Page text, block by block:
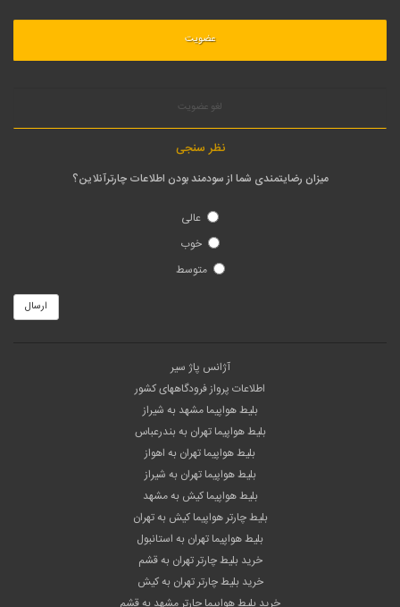
لغو عضویت
نظر سنجی
میزان رضایتمندی شما از سودمند بودن اطلاعات چارترآنلاین؟
عالی
خوب
متوسط
ارسال
آژانس پاژ سیر
اطلاعات پرواز فرودگاههای کشور
بلیط هواپیما مشهد به شیراز
بلیط هواپیما تهران به بندرعباس
بلیط هواپیما تهران به اهواز
بلیط هواپیما تهران به شیراز
بلیط هواپیما کیش به مشهد
بلیط چارتر هواپیما کیش به تهران
بلیط هواپیما تهران به استانبول
خرید بلیط چارتر تهران به قشم
خرید بلیط چارتر تهران به کیش